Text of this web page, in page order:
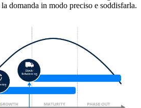
domanda in modo preciso e soddisfarla.